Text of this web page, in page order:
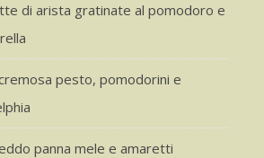
di arista gratinate al pomodoro e
pesto, pomodorini e
panna mele e amaretti